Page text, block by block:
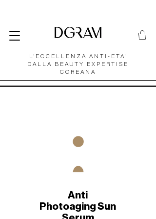
L'ECCELLENZA ANTI-ETA'
DALLA BEAUTY EXPERTISE
COREANA
Anti
Photoaging Sun